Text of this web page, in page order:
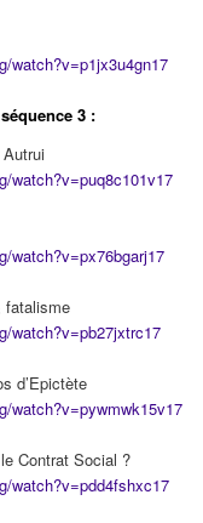
watch?v=p1jx3u4gn17
3 :
watch?v=puq8c101v17
watch?v=px76bgarj17
fatalisme
watch?v=pb27jxtrc17
d’Epictète
watch?v=pywmwk15v17
Contrat Social ?
watch?v=pdd4fshxc17